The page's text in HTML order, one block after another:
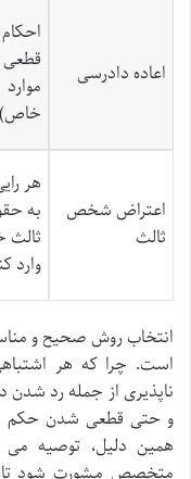
اعاده دادرسی
احکام
قطعی
موارد
خاص)
اعتراض شخص
ثالث
هر
به
ثالث
وارد
انتخاب روش صحیح و
است. چرا که هر
ناپذیری از جمله رد
و حتی قطعی شدن حکم
همین دلیل، توصیه